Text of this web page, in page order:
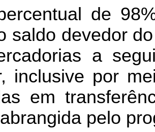
de
saldo devedor
a
inclusive por
em
pelo